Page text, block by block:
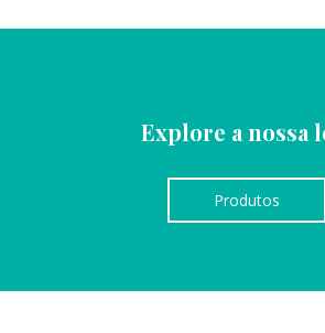
Explore a nossa
Produtos